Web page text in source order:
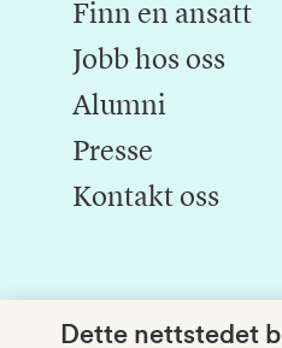
Finn en ansatt
Jobb hos oss
Alumni
Presse
Kontakt oss
Dette nettstedet